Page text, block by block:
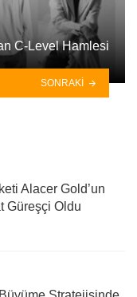
C-Level Hamlesi
SONRAKI
Alacer Gold’un
Güreşçi Oldu